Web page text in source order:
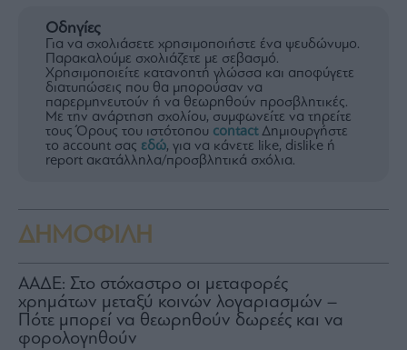
Οδηγίες
Για να σχολιάσετε χρησιμοποιήστε ένα ψευδώνυμο.
Παρακαλούμε σχολιάζετε με σεβασμό.
Χρησιμοποιείτε κατανοητή γλώσσα και αποφύγετε
διατυπώσεις που θα μπορούσαν να
παρερμηνευτούν ή να θεωρηθούν προσβλητικές.
Με την ανάρτηση σχολίου, συμφωνείτε να τηρείτε
τους Όρους του ιστότοπου contactΔημιουργήστε
το account σας εδώ, για να κάνετε like, dislike ή
report ακατάλληλα/προσβλητικά σχόλια.
ΔΗΜΟΦΙΛΗ
ΑΑΔΕ: Στο στόχαστρο οι μεταφορές
χρημάτων μεταξύ κοινών λογαριασμών –
Πότε μπορεί να θεωρηθούν δωρεές και να
φορολογηθούν